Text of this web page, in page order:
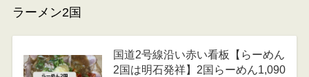
ラーメン2国
国道2号線沿い赤い看板【らーめん
2国は明石発祥】2国らーめん1,090